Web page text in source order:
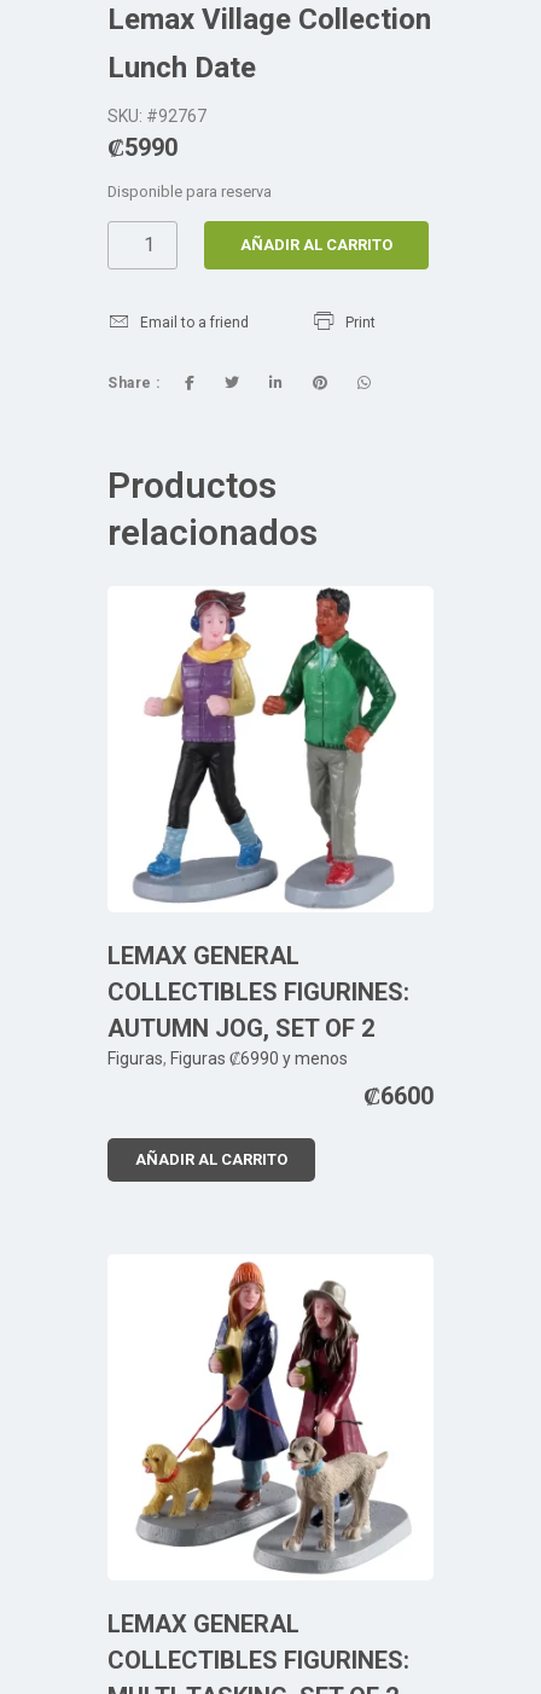
Lemax Village Collection
Lunch Date
SKU: #92767
₡5990
Disponible para reserva
AÑADIR AL CARRITO
Email to a friend Print
Share :
Productos
relacionados
LEMAX GENERAL
COLLECTIBLES FIGURINES:
AUTUMN JOG, SET OF 2
Figuras, Figuras ₡6990 y menos
₡6600
AÑADIR AL CARRITO
LEMAX GENERAL
COLLECTIBLES FIGURINES: